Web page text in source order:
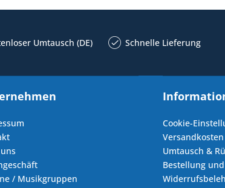
Umtausch (DE) Schnelle Lieferung
/ Musikgruppen
Cookie-
Versandkosten
Umtausch &
Bestellung